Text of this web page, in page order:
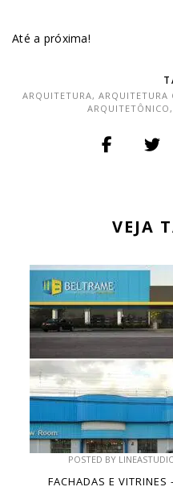
Até a próxima!
ARQUITETURA, ARQUITETURA
ARQUITETÔNICO ,
VEJA
POSTED BY
FACHADAS E VITRINES